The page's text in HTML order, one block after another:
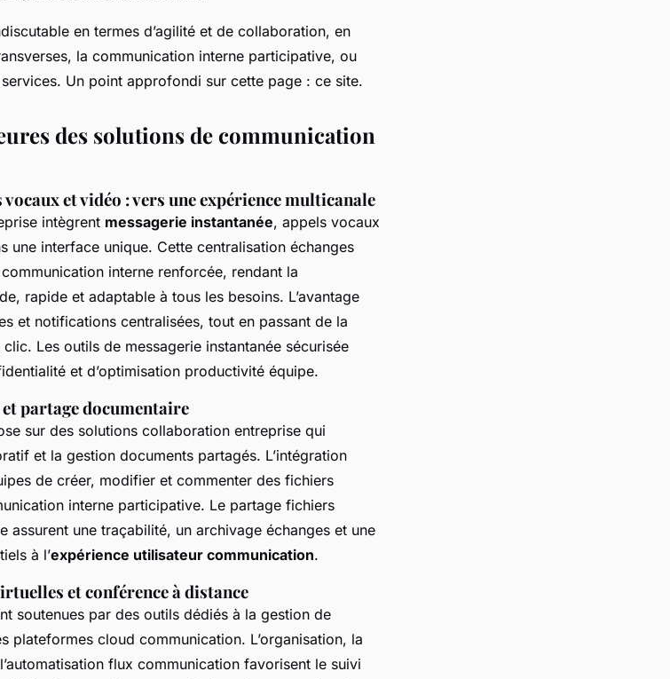
en termes d’agilité et de collaboration, en
la communication interne participative, ou
Un point approfondi sur cette page : ce site.
des solutions de communication
et vidéo : vers une expérience multicanale
intègrent messagerie instantanée, appels vocaux
une interface unique. Cette centralisation échanges
interne renforcée, rendant la
rapide et adaptable à tous les besoins. L’avantage
et notifications centralisées, tout en passant de la
Les outils de messagerie instantanée sécurisée
et d’optimisation productivité équipe.
partage documentaire
sur des solutions collaboration entreprise qui
et la gestion documents partagés. L’intégration
de créer, modifier et commenter des fichiers
interne participative. Le partage fichiers
assurent une traçabilité, un archivage échanges et une
à l’expérience utilisateur communication.
et conférence à distance
soutenues par des outils dédiés à la gestion de
plateformes cloud communication. L’organisation, la
flux communication favorisent le suivi